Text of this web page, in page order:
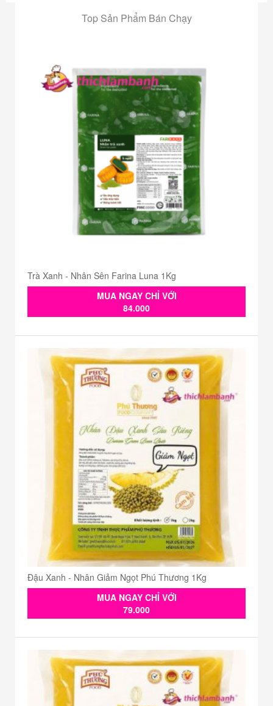
Top Sản Phẩm Bán Chạy
Trà Xanh - Nhân Sên Farina Luna 1Kg
MUA NGAY CHỈ VỚI
84.000
Đậu Xanh - Nhân Giảm Ngọt Phú Thương 1Kg
MUA NGAY CHỈ VỚI
79.000